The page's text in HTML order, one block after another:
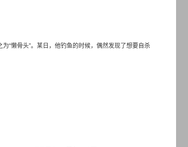
“懒骨头”。某日，他钓鱼的时候，偶然发现了想要自杀